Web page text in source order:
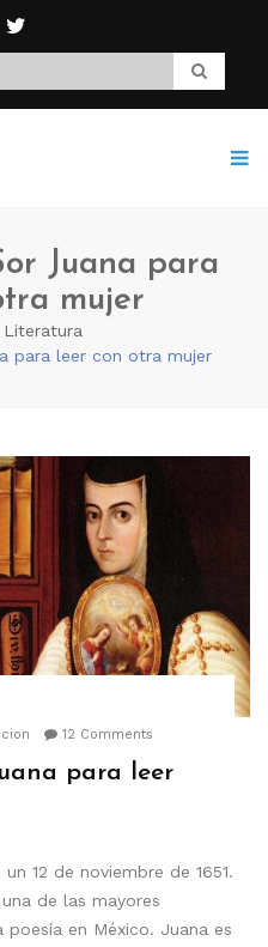
Juana para
mujer
Literatura
para leer con otra mujer
12 Comments
para leer
12 de noviembre de 1651.
de las mayores
en México. Juana es